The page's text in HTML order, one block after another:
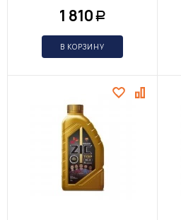
1 810 Р
В КОРЗИНУ